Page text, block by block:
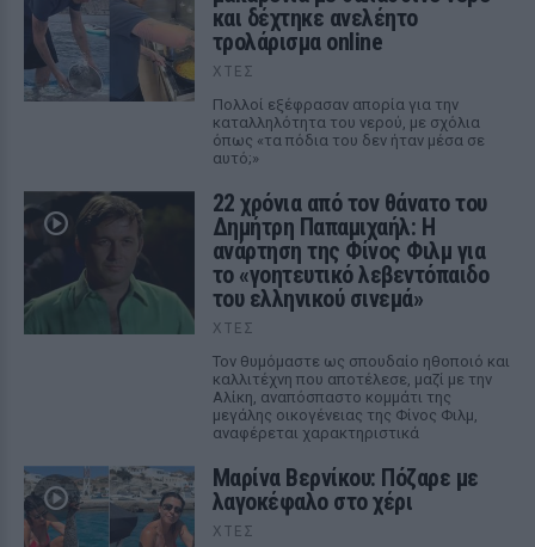
και δέχτηκε ανελέητο
τρολάρισμα online
ΧΤΕΣ
Πολλοί εξέφρασαν απορία για την
καταλληλότητα του νερού, με σχόλια
όπως «τα πόδια του δεν ήταν μέσα σε
αυτό;»
22 χρόνια από τον θάνατο του
Δημήτρη Παπαμιχαήλ: Η
ανάρτηση της Φίνος Φιλμ για
το «γοητευτικό λεβεντόπαιδο
του ελληνικού σινεμά»
ΧΤΕΣ
Τον θυμόμαστε ως σπουδαίο ηθοποιό και
καλλιτέχνη που αποτέλεσε, μαζί με την
Αλίκη, αναπόσπαστο κομμάτι της
μεγάλης οικογένειας της Φίνος Φιλμ,
αναφέρεται χαρακτηριστικά
Μαρίνα Βερνίκου: Πόζαρε με
λαγοκέφαλο στο χέρι
ΧΤΕΣ